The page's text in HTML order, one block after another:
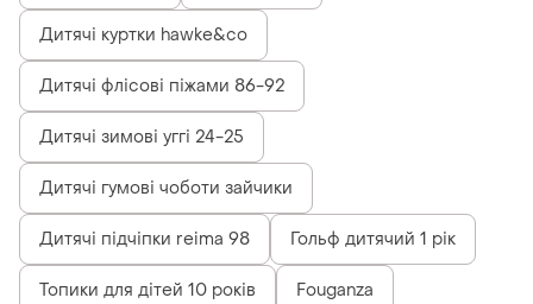
Дитячі куртки hawke&co
Дитячі флісові піжами 86-92
Дитячі зимові уггі 24-25
Дитячі гумові чоботи зайчики
Дитячі підчіпки reima 98 Гольф дитячий 1 рік
Топики для дітей 10 років Fouganza